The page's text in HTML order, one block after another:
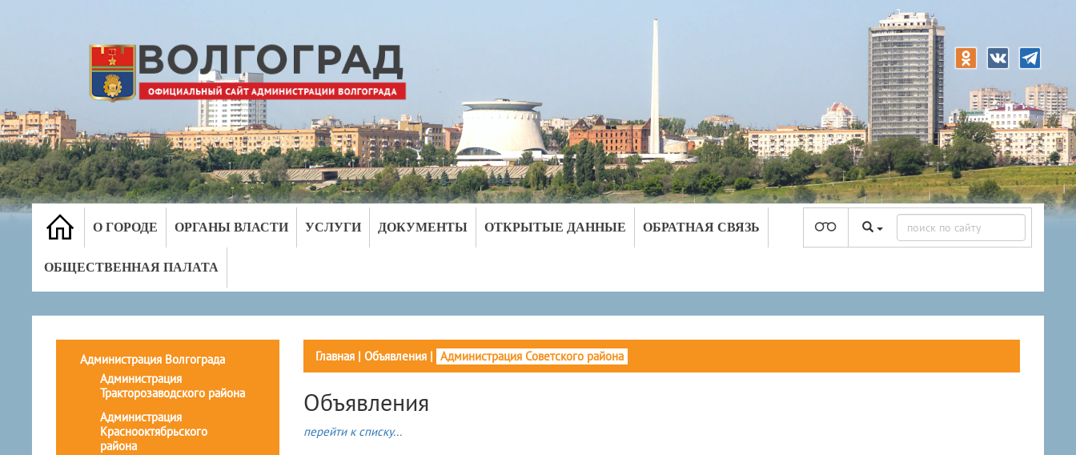
О ГОРОДЕ ОРГАНЫ ВЛАСТИ УСЛУГИ ДОКУМЕНТЫ ОТКРЫТЫЕ ДАННЫЕ ОБРАТНАЯ СВЯЗЬ
ОБЩЕСТВЕННАЯ ПАЛАТА
Администрация Волгограда
Администрация
Тракторозаводского района
Администрация
Краснооктябрьского
района
Главная| Объявления| Администрация Советского района
Объявления
перейти к списку...